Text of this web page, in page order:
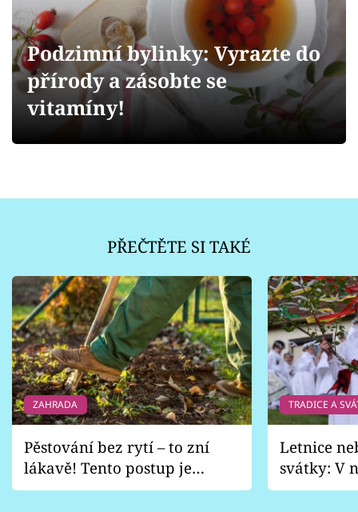
Přihlášení
Sledujte nás
Podzimní bylinky: Vyrazte do
přírody a zásobte se
vitamíny!
PŘEČTĚTE SI TAKÉ
ZAHRADA
Pěstování bez rytí – to zní
lákavě! Tento postup je
vhodný jen pro některé
TRADICE A
Letnice
svátky: V
pondělí